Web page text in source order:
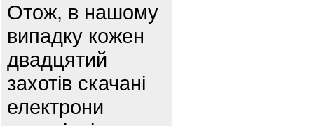
Отож, в нашому
випадку кожен
двадцятий
захотів скачані
електрони